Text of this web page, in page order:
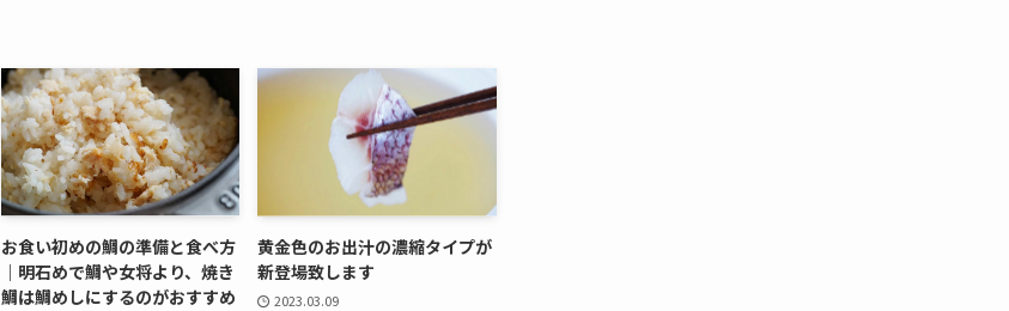
お食い初めの鯛の準備と食べ方
｜明石めで鯛や女将より、焼き
鯛は鯛めしにするのがおすすめ
黄金色のお出汁の濃縮タイプが
新登場致します
2023.03.09